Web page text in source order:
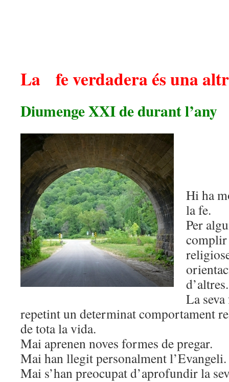
La fe verdadera és una
Diumenge XXI de durant l’any
Hi ha
la fe.
Per
complir
La
repetint un determinat comportament
de tota la vida.
Mai aprenen noves formes de pregar.
Mai han llegit personalment l’Evangeli.
Mai s’han preocupat d’aprofundir la